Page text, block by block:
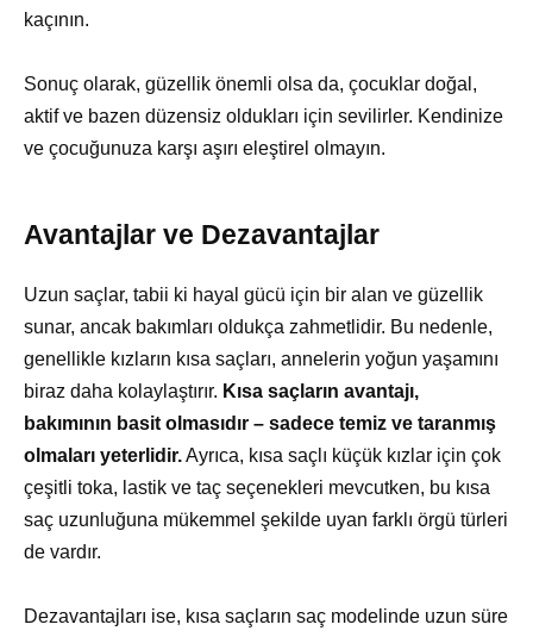
kaçının.
Sonuç olarak, güzellik önemli olsa da, çocuklar doğal,
aktif ve bazen düzensiz oldukları için sevilirler. Kendinize
ve çocuğunuza karşı aşırı eleştirel olmayın.
Avantajlar ve Dezavantajlar
Uzun saçlar, tabii ki hayal gücü için bir alan ve güzellik
sunar, ancak bakımları oldukça zahmetlidir. Bu nedenle,
genellikle kızların kısa saçları, annelerin yoğun yaşamını
biraz daha kolaylaştırır. Kısa saçların avantajı,
bakımının basit olmasıdır – sadece temiz ve taranmış
olmaları yeterlidir.Ayrıca, kısa saçlı küçük kızlar için çok
çeşitli toka, lastik ve taç seçenekleri mevcutken, bu kısa
saç uzunluğuna mükemmel şekilde uyan farklı örgü türleri
de vardır.
Dezavantajları ise, kısa saçların saç modelinde uzun süre